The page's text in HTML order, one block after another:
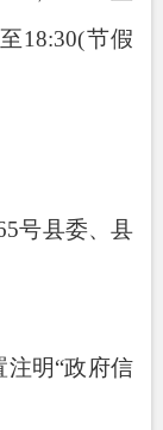
至18:30(节假
号县委、县
注明“政府信